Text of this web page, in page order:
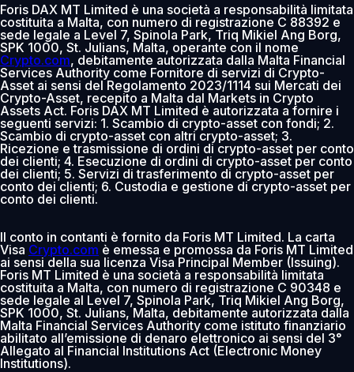
Foris DAX MT Limited è una società a responsabilità limitata
costituita a Malta, con numero di registrazione C 88392 e
sede legale a Level 7, Spinola Park, Triq Mikiel Ang Borg,
SPK 1000, St. Julians, Malta, operante con il nome
Crypto.com, debitamente autorizzata dalla Malta Financial
Services Authority come Fornitore di servizi di Crypto-
Asset ai sensi del Regolamento 2023/1114 sui Mercati dei
Crypto-Asset, recepito a Malta dal Markets in Crypto
Assets Act. Foris DAX MT Limited è autorizzata a fornire i
seguenti servizi: 1. Scambio di crypto-asset con fondi; 2.
Scambio di crypto-asset con altri crypto-asset; 3.
Ricezione e trasmissione di ordini di crypto-asset per conto
dei clienti; 4. Esecuzione di ordini di crypto-asset per conto
dei clienti; 5. Servizi di trasferimento di crypto-asset per
conto dei clienti; 6. Custodia e gestione di crypto-asset per
conto dei clienti.
Il conto in contanti è fornito da Foris MT Limited. La carta
Visa Crypto.com è emessa e promossa da Foris MT Limited
ai sensi della sua licenza Visa Principal Member (Issuing).
Foris MT Limited è una società a responsabilità limitata
costituita a Malta, con numero di registrazione C 90348 e
sede legale al Level 7, Spinola Park, Triq Mikiel Ang Borg,
SPK 1000, St. Julians, Malta, debitamente autorizzata dalla
Malta Financial Services Authority come istituto finanziario
abilitato all’emissione di denaro elettronico ai sensi del 3°
Allegato al Financial Institutions Act (Electronic Money
Institutions).